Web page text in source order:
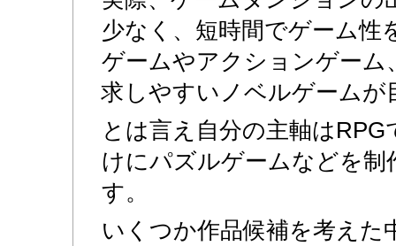
少なく、短時間でゲーム性
ゲームやアクションゲーム
求しやすいノベルゲームが
とは言え自分の主軸は
けにパズルゲームなどを
す。
いくつか作品候補を考えた